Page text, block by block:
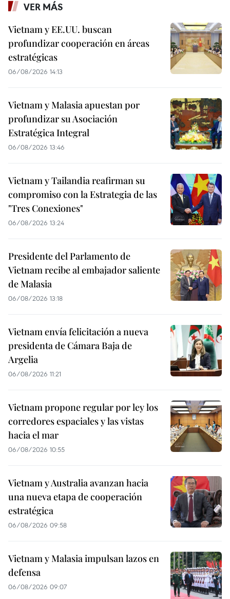
VER MÁS
Vietnam y EE.UU. buscan
profundizar cooperación en áreas
estratégicas
06/08/2026 14:13
Vietnam y Malasia apuestan por
profundizar su Asociación
Estratégica Integral
06/08/2026 13:46
Vietnam y Tailandia reafirman su
compromiso con la Estrategia de las
"Tres Conexiones"
06/08/2026 13:24
Presidente del Parlamento de
Vietnam recibe al embajador saliente
de Malasia
06/08/2026 13:18
Vietnam envía felicitación a nueva
presidenta de Cámara Baja de
Argelia
06/08/2026 11:21
Vietnam propone regular por ley los
corredores espaciales y las vistas
hacia el mar
06/08/2026 10:55
Vietnam y Australia avanzan hacia
una nueva etapa de cooperación
estratégica
06/08/2026 09:58
Vietnam y Malasia impulsan lazos en
defensa
06/08/2026 09:07